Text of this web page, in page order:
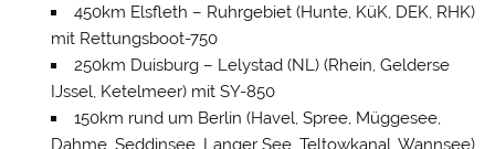
450km Elsfleth – Ruhrgebiet (Hunte, KüK, DEK, RHK)
mit Rettungsboot-750
250km Duisburg – Lelystad (NL) (Rhein, Gelderse
IJssel, Ketelmeer) mit SY-850
150km rund um Berlin (Havel, Spree, Müggesee,
Dahme, Seddinsee, Langer See, Teltowkanal, Wannsee)